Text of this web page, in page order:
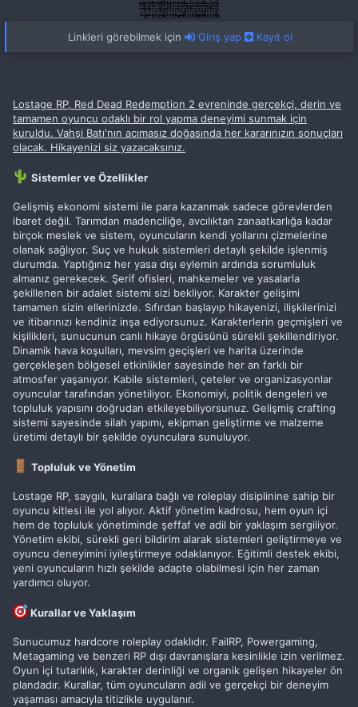
Linkleri görebilmek için Giriş yap Kayıt ol
Lostage RP, Red Dead Redemption 2 evreninde gerçekçi, derin ve
tamamen oyuncu odaklı bir rol yapma deneyimi sunmak için
kuruldu. Vahşi Batı'nın acımasız doğasında her kararınızın sonuçları
olacak. Hikayenizi siz yazacaksınız.
Sistemler ve Özellikler
Gelişmiş ekonomi sistemi ile para kazanmak sadece görevlerden
ibaret değil. Tarımdan madenciliğe, avcılıktan zanaatkarlığa kadar
birçok meslek ve sistem, oyuncuların kendi yollarını çizmelerine
olanak sağlıyor. Suç ve hukuk sistemleri detaylı şekilde işlenmiş
durumda. Yaptığınız her yasa dışı eylemin ardında sorumluluk
almanız gerekecek. Şerif ofisleri, mahkemeler ve yasalarla
şekillenen bir adalet sistemi sizi bekliyor. Karakter gelişimi
tamamen sizin ellerinizde. Sıfırdan başlayıp hikayenizi, ilişkilerinizi
ve itibarınızı kendiniz inşa ediyorsunuz. Karakterlerin geçmişleri ve
kişilikleri, sunucunun canlı hikaye örgüsünü sürekli şekillendiriyor.
Dinamik hava koşulları, mevsim geçişleri ve harita üzerinde
gerçekleşen bölgesel etkinlikler sayesinde her an farklı bir
atmosfer yaşanıyor. Kabile sistemleri, çeteler ve organizasyonlar
oyuncular tarafından yönetiliyor. Ekonomiyi, politik dengeleri ve
topluluk yapısını doğrudan etkileyebiliyorsunuz. Gelişmiş crafting
sistemi sayesinde silah yapımı, ekipman geliştirme ve malzeme
üretimi detaylı bir şekilde oyunculara sunuluyor.
Topluluk ve Yönetim
Lostage RP, saygılı, kurallara bağlı ve roleplay disiplinine sahip bir
oyuncu kitlesi ile yol alıyor. Aktif yönetim kadrosu, hem oyun içi
hem de topluluk yönetiminde şeffaf ve adil bir yaklaşım sergiliyor.
Yönetim ekibi, sürekli geri bildirim alarak sistemleri geliştirmeye ve
oyuncu deneyimini iyileştirmeye odaklanıyor. Eğitimli destek ekibi,
yeni oyuncuların hızlı şekilde adapte olabilmesi için her zaman
yardımcı oluyor.
Kurallar ve Yaklaşım
Sunucumuz hardcore roleplay odaklıdır. FailRP, Powergaming,
Metagaming ve benzeri RP dışı davranışlara kesinlikle izin verilmez.
Oyun içi tutarlılık, karakter derinliği ve organik gelişen hikayeler ön
plandadır. Kurallar, tüm oyuncuların adil ve gerçekçi bir deneyim
yaşaması amacıyla titizlikle uygulanır.